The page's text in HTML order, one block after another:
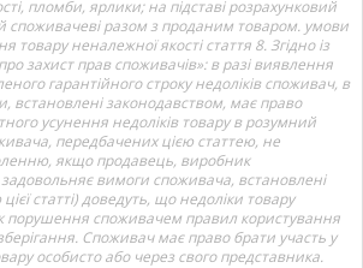
пломби, ярлики; на підставі розрахунковий
споживачеві разом з проданим товаром. умови
товару неналежної якості стаття 8. Згідно із
захист прав споживачів»: в разі виявлення
гарантійного строку недоліків споживач, в
встановлені законодавством, має право
усунення недоліків товару в розумний
передбачених цією статтею, не
якщо продавець, виробник
вимоги споживача, встановлені
статті) доведуть, що недоліки товару
порушення споживачем правил користування
Споживач має право брати участь у
особисто або через свого представника.